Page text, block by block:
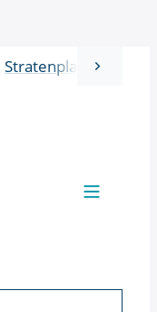
scroll
Stratenplan